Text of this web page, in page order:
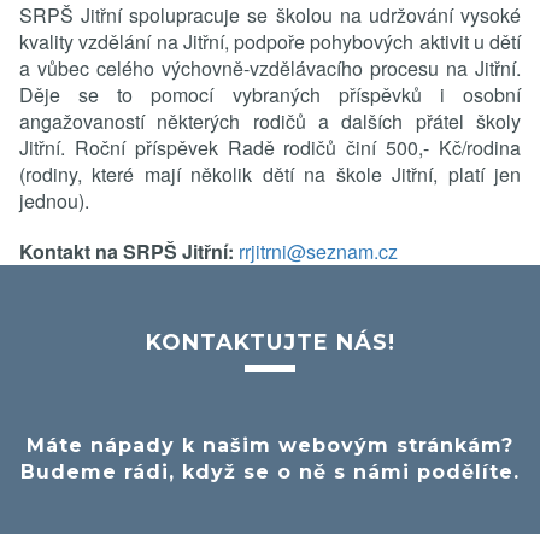
SRPŠ Jitřní spolupracuje se školou na udržování vysoké
kvality vzdělání na Jitřní, podpoře pohybových aktivit u dětí
a vůbec celého výchovně-vzdělávacího procesu na Jitřní.
Děje se to pomocí vybraných příspěvků i osobní
angažovaností některých rodičů a dalších přátel školy
Jitřní. Roční příspěvek Radě rodičů činí 500,- Kč/rodina
(rodiny, které mají několik dětí na škole Jitřní, platí jen
jednou).
Kontakt na SRPŠ Jitřní: rrjitrni@seznam.cz
KONTAKTUJTE NÁS!
Máte nápady k našim webovým stránkám?
Budeme rádi, když se o ně s námi podělíte.